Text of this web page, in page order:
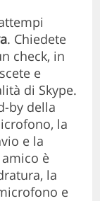
. Chiedete
check, in
e
di Skype.
by della
la
e la
è
la
e